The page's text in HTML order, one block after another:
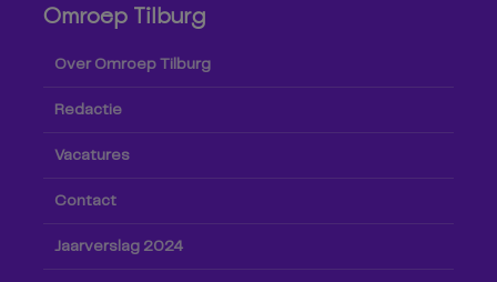
Omroep Tilburg
Over Omroep Tilburg
Redactie
Vacatures
Contact
Jaarverslag 2024